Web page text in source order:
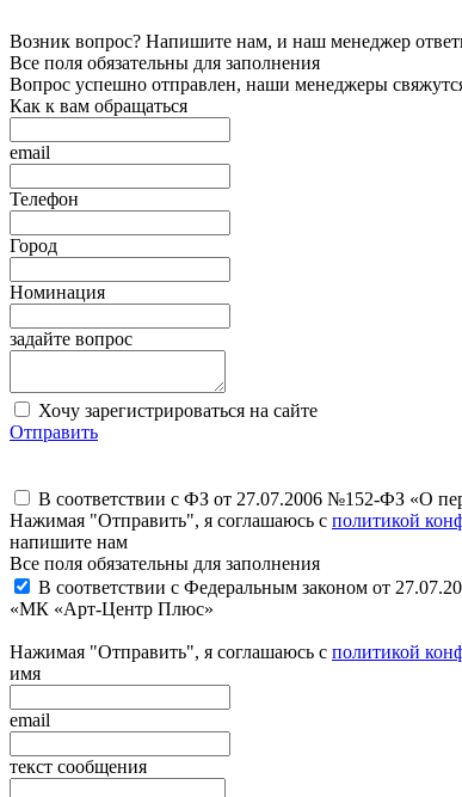
Возник вопрос? Напишите нам, и наш менеджер
Все поля обязательны для заполнения
Вопрос успешно отправлен, наши менеджеры
Как к вам обращаться
email
Телефон
Город
Номинация
задайте вопрос
Хочу зарегистрироваться на сайте
Отправить
В соответствии с ФЗ от 27.07.2006 №152-ФЗ «О
Нажимая "Отправить", я соглашаюсь с политикой
напишите нам
Все поля обязательны для заполнения
В соответствии с Федеральным законом от
«МК «Арт-Центр Плюс»
Нажимая "Отправить", я соглашаюсь с политикой
имя
email
текст сообщения